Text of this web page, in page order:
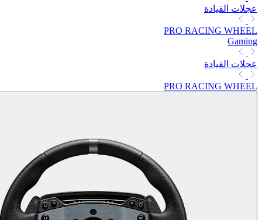
عجلات القيادة
PRO RACING WHEEL
Gaming
عجلات القيادة
PRO RACING WHEEL